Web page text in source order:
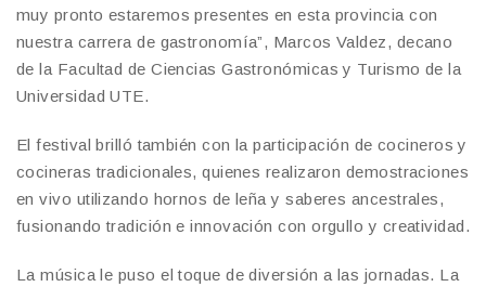
muy pronto estaremos presentes en esta provincia con
nuestra carrera de gastronomía”, Marcos Valdez, decano
de la Facultad de Ciencias Gastronómicas y Turismo de la
Universidad UTE.
El festival brilló también con la participación de cocineros y
cocineras tradicionales, quienes realizaron demostraciones
en vivo utilizando hornos de leña y saberes ancestrales,
fusionando tradición e innovación con orgullo y creatividad.
La música le puso el toque de diversión a las jornadas. La